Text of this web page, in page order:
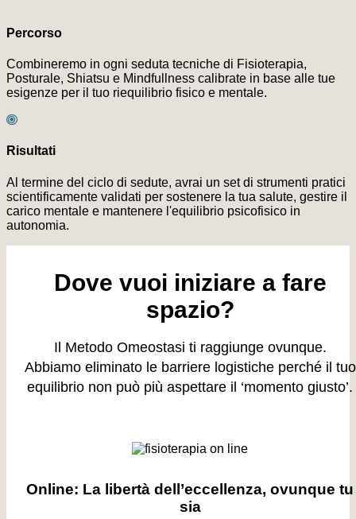
Percorso
Combineremo in ogni seduta tecniche di Fisioterapia,
Posturale, Shiatsu e Mindfullness calibrate in base alle tue
esigenze per il tuo riequilibrio fisico e mentale.
Risultati
Al termine del ciclo di sedute, avrai un set di strumenti pratici
scientificamente validati per sostenere la tua salute, gestire il
carico mentale e mantenere l'equilibrio psicofisico in
autonomia.
Dove vuoi iniziare a fare
spazio?
Il Metodo Omeostasi ti raggiunge ovunque.
Abbiamo eliminato le barriere logistiche perché il tuo
equilibrio non può più aspettare il ‘momento giusto’.
Online: La libertà dell’eccellenza, ovunque tu
sia